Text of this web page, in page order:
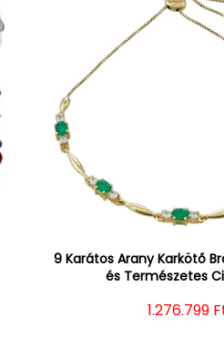
9 Karátos Arany Karkötő
és Természetes
Normál ár
1.276.799